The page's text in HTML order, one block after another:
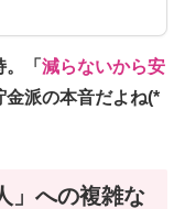
「 減らないから安
派の本音だよね(*
」への複雑な